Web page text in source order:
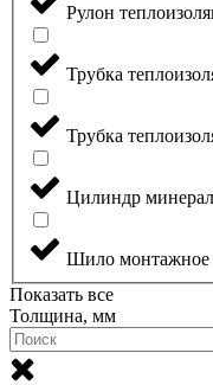
Рулон
Трубка
Трубка
Цилиндр
Шило монтажное
Показать все
Толщина, мм